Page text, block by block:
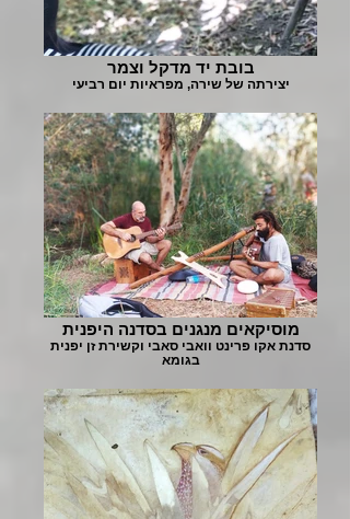
בובת יד מדקל וצמר
יצירתה של שירה, מפראיות יום רביעי
מוסיקאים מנגנים בסדנה היפנית
סדנת אקו פרינט וואבי סאבי וקשירת זן יפנית
בגומא